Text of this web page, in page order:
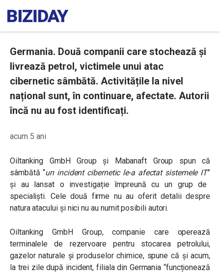
Germania. Două companii care stochează și
livrează petrol, victimele unui atac
cibernetic sâmbătă. Activitățile la nivel
național sunt, în continuare, afectate. Autorii
încă nu au fost identificați.
acum 5 ani
Oiltanking GmbH Group și Mabanaft Group spun că
sâmbătă“un incident cibernetic le-a afectat sistemele IT”
și au lansat o investigație împreună cu un grup de
specialiști. Cele două firme nu au oferit detalii despre
natura atacului și nici nu au numit posibili autori.
Oiltanking GmbH Group, companie care operează
terminalele de rezervoare pentru stocarea petrolului,
gazelor naturale și produselor chimice, spune că și acum,
la trei zile după incident, filiala din Germania “funcționează